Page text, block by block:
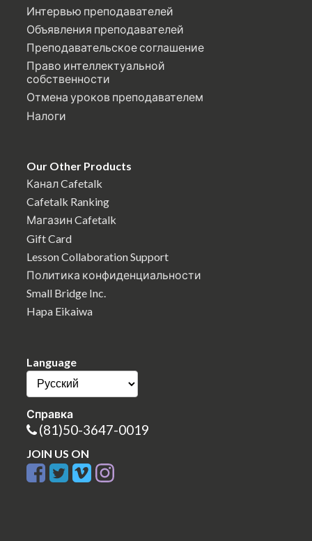
Интервью преподавателей
Объявления преподавателей
Преподавательское соглашение
Право интеллектуальной
собственности
Отмена уроков преподавателем
Налоги
Our Other Products
Канал Cafetalk
Cafetalk Ranking
Магазин Cafetalk
Gift Card
Lesson Collaboration Support
Политика конфиденциальности
Small Bridge Inc.
Hapa Eikaiwa
Language
Справка
(81)50-3647-0019
JOIN US ON